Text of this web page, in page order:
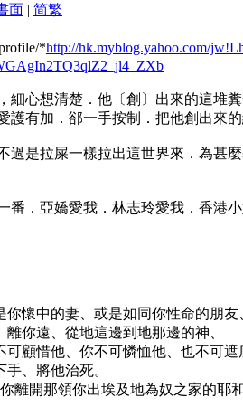
面 | 简繁
*http://hk.myblog.yahoo.com/
細心想清楚．他〔創〕出來的這
有加．郤一手按制．把他創出來的
過是拉屎一樣拉出這世界來．為
番．亞嬌愛我．林志玲愛我．香港小
懷中的妻、或是如同你性命的朋
你遠、從地這邊到地那邊的神、
顧惜他、你不可憐恤他、也不可遮
、將他治死。
離開那領你出埃及地為奴之家的耶